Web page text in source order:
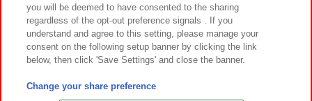
©Bandai Namco Amusement Inc.
©Bandai Namco Amusement Lab Inc.
you will be deemed to have consented to the sharing
regardless of the opt-out preference signals . If you
understand and agree to this setting, please manage your
consent on the following setup banner by clicking the link
below, then click 'Save Settings' and close the banner.
Change your share preference